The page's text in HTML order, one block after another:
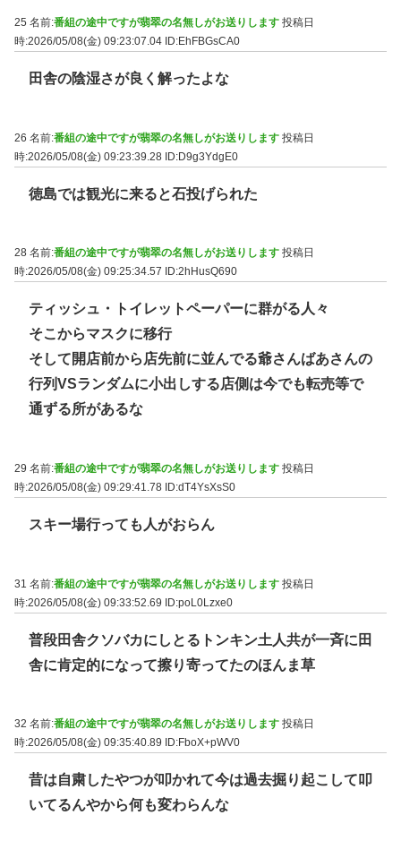
25 名前:番組の途中ですが翡翠の名無しがお送りします 投稿日
時:2026/05/08(金) 09:23:07.04 ID:EhFBGsCA0
田舎の陰湿さが良く解ったよな
26 名前:番組の途中ですが翡翠の名無しがお送りします 投稿日
時:2026/05/08(金) 09:23:39.28 ID:D9g3YdgE0
徳島では観光に来ると石投げられた
28 名前:番組の途中ですが翡翠の名無しがお送りします 投稿日
時:2026/05/08(金) 09:25:34.57
ID:2hHusQ690
ティッシュ・トイレットペーパーに群がる人々
そこからマスクに移行
そして開店前から店先前に並んでる爺さんばあさんの
行列VSランダムに小出しする店側は今でも転売等で
通ずる所があるな
29 名前:番組の途中ですが翡翠の名無しがお送りします 投稿日
時:2026/05/08(金) 09:29:41.78 ID:dT4YsXsS0
スキー場行っても人がおらん
31 名前:番組の途中ですが翡翠の名無しがお送りします 投稿日
時:2026/05/08(金) 09:33:52.69 ID:poL0Lzxe0
普段田舎クソバカにしとるトンキン土人共が一斉に田
舎に肯定的になって擦り寄ってたのほんま草
32 名前:番組の途中ですが翡翠の名無しがお送りします 投稿日
時:2026/05/08(金) 09:35:40.89
ID:FboX+pWV0
昔は自粛したやつが叩かれて今は過去掘り起こして叩
いてるんやから何も変わらんな